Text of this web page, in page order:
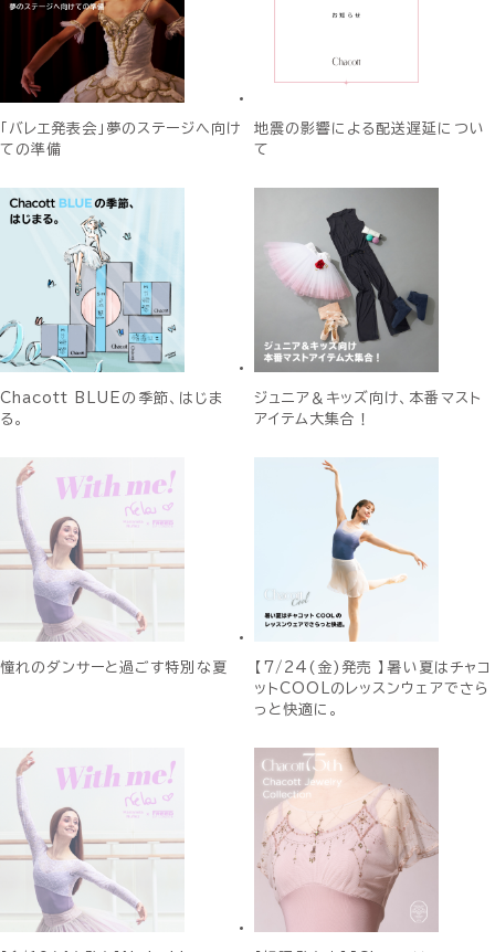
「バレエ発表会」夢のステージへ向け
ての準備
地震の影響による配送遅延につい
て
Chacott BLUEの季節、はじま
る。
ジュニア＆キッズ向け、本番マスト
アイテム大集合！
憧れのダンサーと過ごす特別な夏
【7/24(金)発売 】暑い夏はチャコ
ットCOOLのレッスンウェアでさら
っと快適に。